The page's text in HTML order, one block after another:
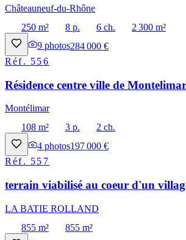
Châteauneuf-du-Rhône
250 m²
8 p. 6 ch.
2 300 m²
9 photos284 000 €
Réf. 556
Résidence centre ville de
Montélimar
108 m²
3 p.
2 ch.
4 photos197 000 €
Réf. 557
terrain viabilisé au coeur d'un
LA BATIE ROLLAND
855 m²
855 m²